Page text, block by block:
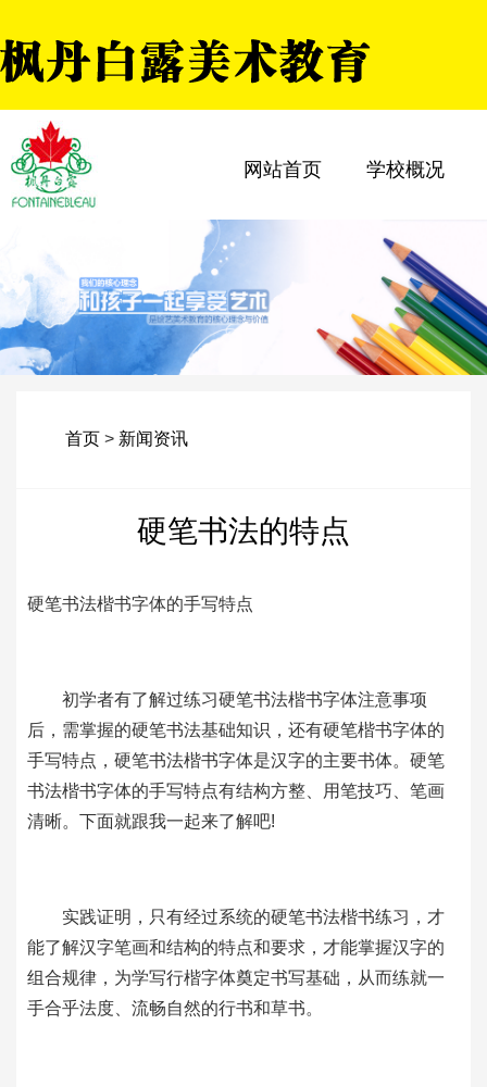
网站首页 学校概况
首页 > 新闻资讯
硬笔书法的特点
硬笔书法楷书字体的手写特点
初学者有了解过练习硬笔书法楷书字体注意事项
后，需掌握的硬笔书法基础知识，还有硬笔楷书字体的
手写特点，硬笔书法楷书字体是汉字的主要书体。硬笔
书法楷书字体的手写特点有结构方整、用笔技巧、笔画
清晰。下面就跟我一起来了解吧!
实践证明，只有经过系统的硬笔书法楷书练习，才
能了解汉字笔画和结构的特点和要求，才能掌握汉字的
组合规律，为学写行楷字体奠定书写基础，从而练就一
手合乎法度、流畅自然的行书和草书。